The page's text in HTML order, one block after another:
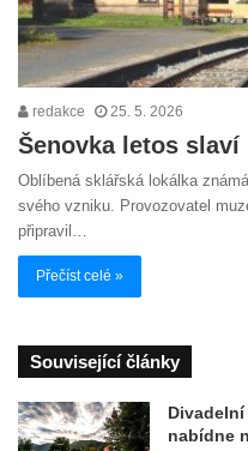
redakce 25. 5. 2026
Šenovka letos slaví
Oblíbená sklářská lokálka
svého vzniku. Provozovatel
připravil…
Přečíst celé »
Související články
nabídne